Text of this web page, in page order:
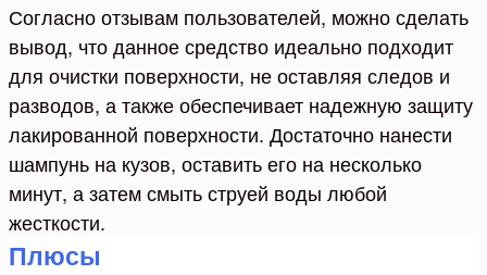
Согласно отзывам пользователей, можно сделать
вывод, что данное средство идеально подходит
для очистки поверхности, не оставляя следов и
разводов, а также обеспечивает надежную защиту
лакированной поверхности. Достаточно нанести
шампунь на кузов, оставить его на несколько
минут, а затем смыть струей воды любой
жесткости.
Плюсы